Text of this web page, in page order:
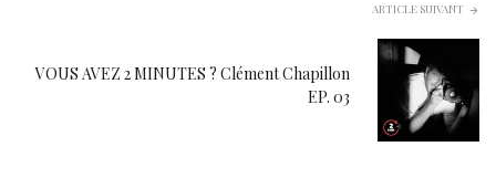
ARTICLE SUIVANT
VOUS AVEZ 2 MINUTES ? Clément Chapillon
EP. 03